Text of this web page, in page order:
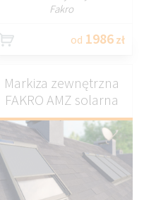
Fakro
od 1986 zł
Markiza zewnętrzna
FAKRO AMZ solarna